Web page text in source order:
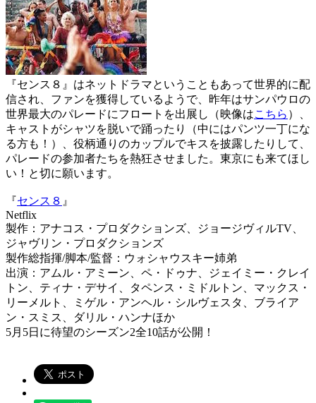
『センス８』はネットドラマということもあって世界的に配
信され、ファンを獲得しているようで、昨年はサンパウロの
世界最大のパレードにフロートを出展し（映像はこちら ）、
キャストがシャツを脱いで踊ったり（中にはパンツ一丁にな
る方も！）、役柄通りのカップルでキスを披露したりして、
パレードの参加者たちを熱狂させました。東京にも来てほし
い！と切に願います。
『センス８ 』
Netflix
製作：アナコス・プロダクションズ、ジョージヴィルTV、
ジャヴリン・プロダクションズ
製作総指揮/脚本/監督：ウォシャウスキー姉弟
出演：アムル・アミーン、ペ・ドゥナ、ジェイミー・クレイ
トン、ティナ・デサイ、タペンス・ミドルトン、マックス・
リーメルト、ミゲル・アンヘル・シルヴェスタ、ブライア
ン・スミス、ダリル・ハンナほか
5月5日に待望のシーズン2全10話が公開！